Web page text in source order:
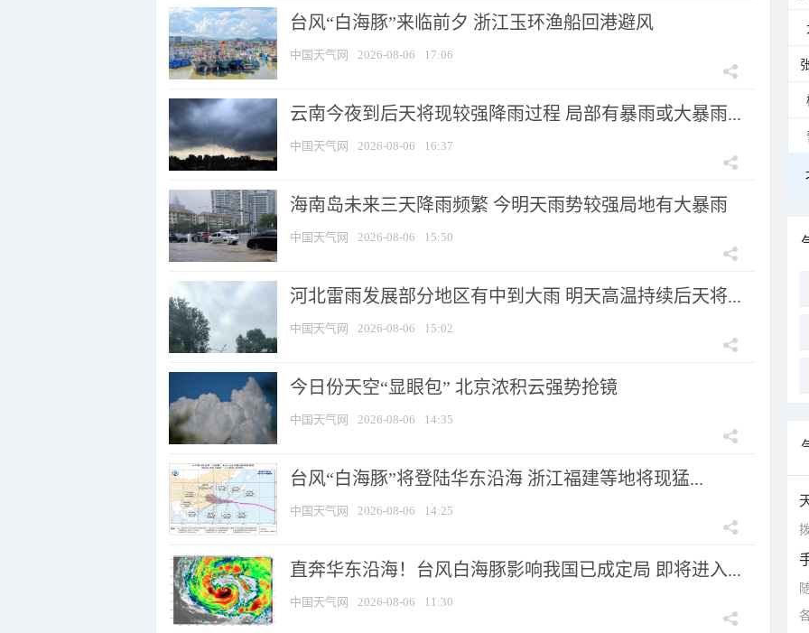
台风“白海豚”来临前夕 浙江玉环渔船回港避风
中国天气网 2026-08-06 17:06
云南今夜到后天将现较强降雨过程 局部有暴雨或大暴雨...
中国天气网 2026-08-06 16:37
海南岛未来三天降雨频繁 今明天雨势较强局地有大暴雨
中国天气网 2026-08-06 15:50
河北雷雨发展部分地区有中到大雨 明天高温持续后天将...
中国天气网 2026-08-06 15:02
今日份天空“显眼包” 北京浓积云强势抢镜
中国天气网 2026-08-06 14:35
台风“白海豚”将登陆华东沿海 浙江福建等地将现猛...
中国天气网 2026-08-06 14:25
直奔华东沿海！台风白海豚影响我国已成定局 即将进入...
中国天气网 2026-08-06 11:30